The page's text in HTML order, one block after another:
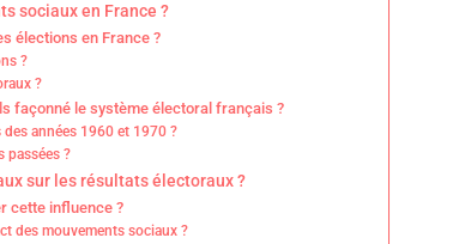
sociaux en France ?
élections en France ?
?
?
façonné le système électoral français ?
années 1960 et 1970 ?
passées ?
sur les résultats électoraux ?
cette influence ?
des mouvements sociaux ?